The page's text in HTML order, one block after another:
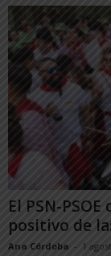
El PSN-
positivo de
Ana Córdoba - 1